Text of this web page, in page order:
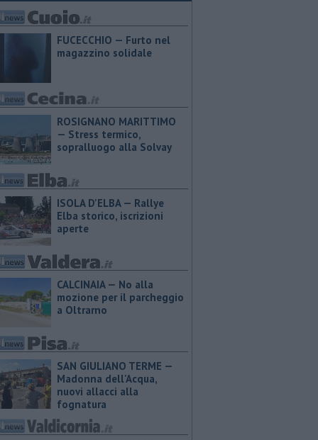
FUCECCHIO — Furto nel
magazzino solidale
ROSIGNANO MARITTIMO
— Stress termico,
sopralluogo alla Solvay
ISOLA D'ELBA — Rallye
Elba storico, iscrizioni
aperte
CALCINAIA — No alla
mozione per il parcheggio
a Oltrarno
SAN GIULIANO TERME —
Madonna dell'Acqua,
nuovi allacci alla
fognatura